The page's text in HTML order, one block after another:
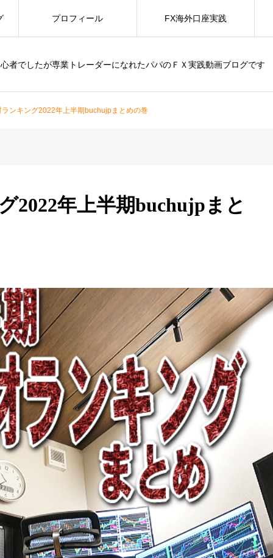
者でしたが専業トレーダーになれたパパのＦＸ実践動画ブログです
プロフィール FX海外口座実践
ランキング2022年上半期buchujpまとめの巻
2022年上半期buchujpまと